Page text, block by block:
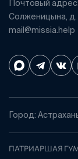
Почтовый
Солженицына, д.
mail@missia.help
Город:
ПАТРИАРШАЯ